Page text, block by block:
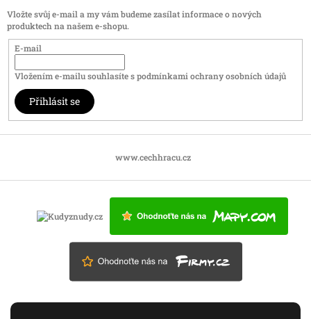
Vložte svůj e-mail a my vám budeme zasílat informace o nových
produktech na našem e-shopu.
E-mail
Vložením e-mailu souhlasíte spodmínkami ochrany osobních údajů
Přihlásit se
www.cechhracu.cz